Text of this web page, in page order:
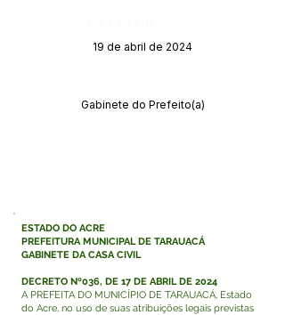
19 de abril de 2024
Gabinete do Prefeito(a)
ESTADO DO ACRE
PREFEITURA MUNICIPAL DE TARAUACÁ
GABINETE DA CASA CIVIL
DECRETO Nº036, DE 17 DE ABRIL DE 2024
A PREFEITA DO MUNICÍPIO DE TARAUACÁ, Estado
do Acre, no uso de suas atribuições legais previstas